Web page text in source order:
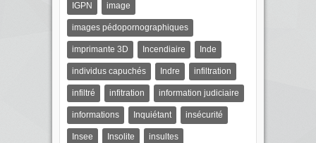
IGPN image
images pédopornographiques
imprimante 3D Incendiaire Inde
individus capuchés Indre infiltration
infiltré infitration information judiciaire
informations Inquiétant insécurité
Insee Insolite insultes